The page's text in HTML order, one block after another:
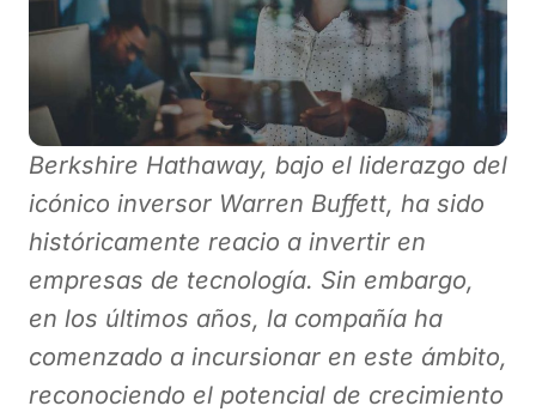
Berkshire Hathaway, bajo el liderazgo del
icónico inversor Warren Buffett, ha sido
históricamente reacio a invertir en
empresas de tecnología. Sin embargo,
en los últimos años, la compañía ha
comenzado a incursionar en este ámbito,
reconociendo el potencial de crecimiento